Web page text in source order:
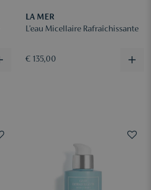
LA MER
L'eau Micellaire Rafraîchissante
€ 135,00